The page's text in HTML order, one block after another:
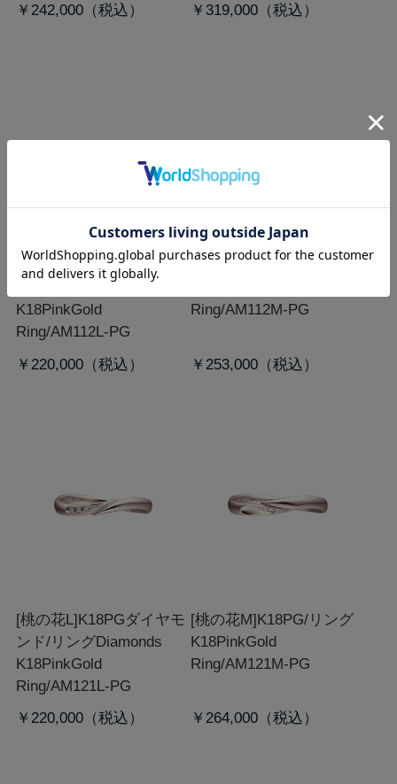
￥242,000
￥319,000
[寒月L]K18PGダイヤモン
Diamonds
K18PinkGold
Ring/AM112L-PG
￥220,000
[寒月M]K18PG/リング
Ring/AM112M-PG
￥253,000
[桃の花L]K18PGダイヤモ
ンド/リングDiamonds
K18PinkGold
Ring/AM121L-PG
￥220,000
[桃の花M]K18PG/リング
K18PinkGold
Ring/AM121M-PG
￥264,000